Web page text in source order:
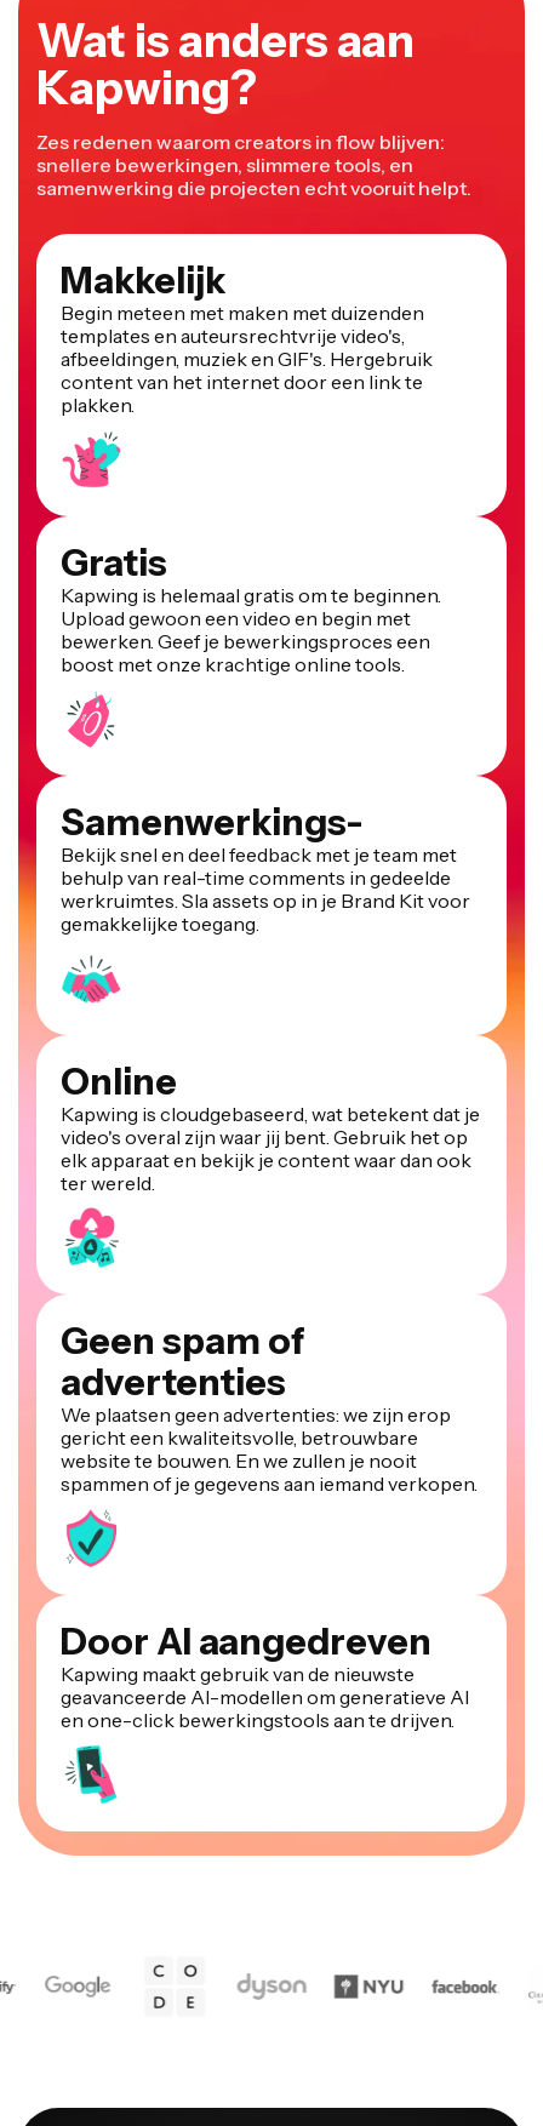
Wat is anders aan
Kapwing?
Zes redenen waarom creators in flow blijven:
snellere bewerkingen, slimmere tools, en
samenwerking die projecten echt vooruit helpt.
Makkelijk
Begin meteen met maken met duizenden
templates en auteursrechtvrije video's,
afbeeldingen, muziek en GIF's. Hergebruik
content van het internet door een link te
plakken.
Gratis
Kapwing is helemaal gratis om te beginnen.
Upload gewoon een video en begin met
bewerken. Geef je bewerkingsproces een
boost met onze krachtige online tools.
Samenwerkings-
Bekijk snel en deel feedback met je team met
behulp van real-time comments in gedeelde
werkruimtes. Sla assets op in je Brand Kit voor
gemakkelijke toegang.
Online
Kapwing is cloudgebaseerd, wat betekent dat je
video's overal zijn waar jij bent. Gebruik het op
elk apparaat en bekijk je content waar dan ook
ter wereld.
Geen spam of
advertenties
We plaatsen geen advertenties: we zijn erop
gericht een kwaliteitsvolle, betrouwbare
website te bouwen. En we zullen je nooit
spammen of je gegevens aan iemand verkopen.
Door AI aangedreven
Kapwing maakt gebruik van de nieuwste
geavanceerde AI-modellen om generatieve AI
en one-click bewerkingstools aan te drijven.